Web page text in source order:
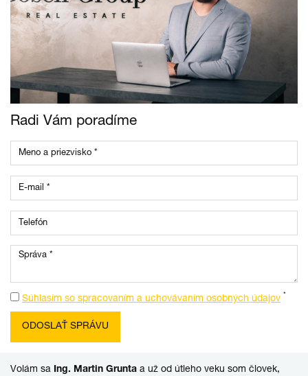
Radi Vám poradíme
Súhlasím so spracovaním a uchovávaním osobných údajov *
Volám sa Ing. Martin Grunta a už od útleho veku som človek,